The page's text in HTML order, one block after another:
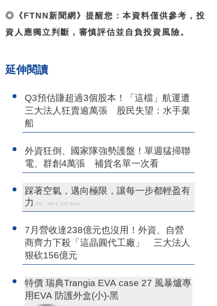
◎《FTNN新聞網》提醒您：本資料僅供參考，投
資人應獨立判斷，審慎評估並自負投資風險。
延伸閱讀
Q3預估賺超過3個股本！「這檔」航運遭
三大法人狂賣逾萬張 股民失望：水手棄
船
外資狂倒、國家隊強勢護盤！單週猛掃聯
電、群創4萬張 補貨名單一次看
踩著空氣，邁向極限，讓每一步都輕盈有
力
PR・NIKE AIR MAX
7月營收達238億元也沒用！外資、自營
商齊力下殺「這晶圓代工廠」 三大法人
狠砍156億元
特價 瑞典Trangia EVA case 27 風暴爐專
用EVA 防護外盒(小)-黑